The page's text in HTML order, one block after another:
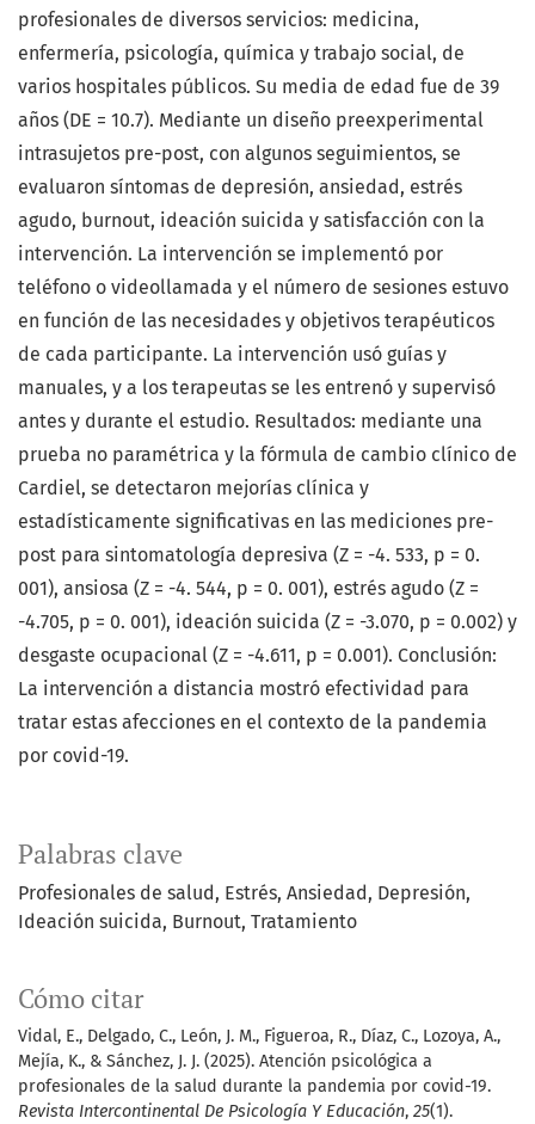
Palabras clave
Profesionales de salud Estrés Ansiedad
Depresión
Ideación suicida Burnout Tratamiento
Cómo citar
Vidal, E., Delgado, C., León, J. M., Figueroa, R., Díaz, C., Lozoya, A.,
Mejía, K., & Sánchez, J. J. (2025). Atención psicológica a
profesionales de la salud durante la pandemia por covid-19.
Revista Intercontinental De Psicología Y Educación, 25(1).
profesionales de diversos servicios: medicina,
enfermería, psicología, química y trabajo social, de
varios hospitales públicos. Su media de edad fue de 39
años (DE = 10.7). Mediante un diseño preexperimental
intrasujetos pre-post, con algunos seguimientos, se
evaluaron síntomas de depresión, ansiedad, estrés
agudo, burnout, ideación suicida y satisfacción con la
intervención. La intervención se implementó por
teléfono o videollamada y el número de sesiones estuvo
en función de las necesidades y objetivos terapéuticos
de cada participante. La intervención usó guías y
manuales, y a los terapeutas se les entrenó y supervisó
antes y durante el estudio. Resultados: mediante una
prueba no paramétrica y la fórmula de cambio clínico de
Cardiel, se detectaron mejorías clínica y
estadísticamente significativas en las mediciones pre-
post para sintomatología depresiva (Z = -4. 533, p = 0.
001), ansiosa (Z = -4. 544, p = 0. 001), estrés agudo (Z =
-4.705, p = 0. 001), ideación suicida (Z = -3.070, p = 0.002) y
desgaste ocupacional (Z = -4.611, p = 0.001). Conclusión:
La intervención a distancia mostró efectividad para
tratar estas afecciones en el contexto de la pandemia
por covid-19.